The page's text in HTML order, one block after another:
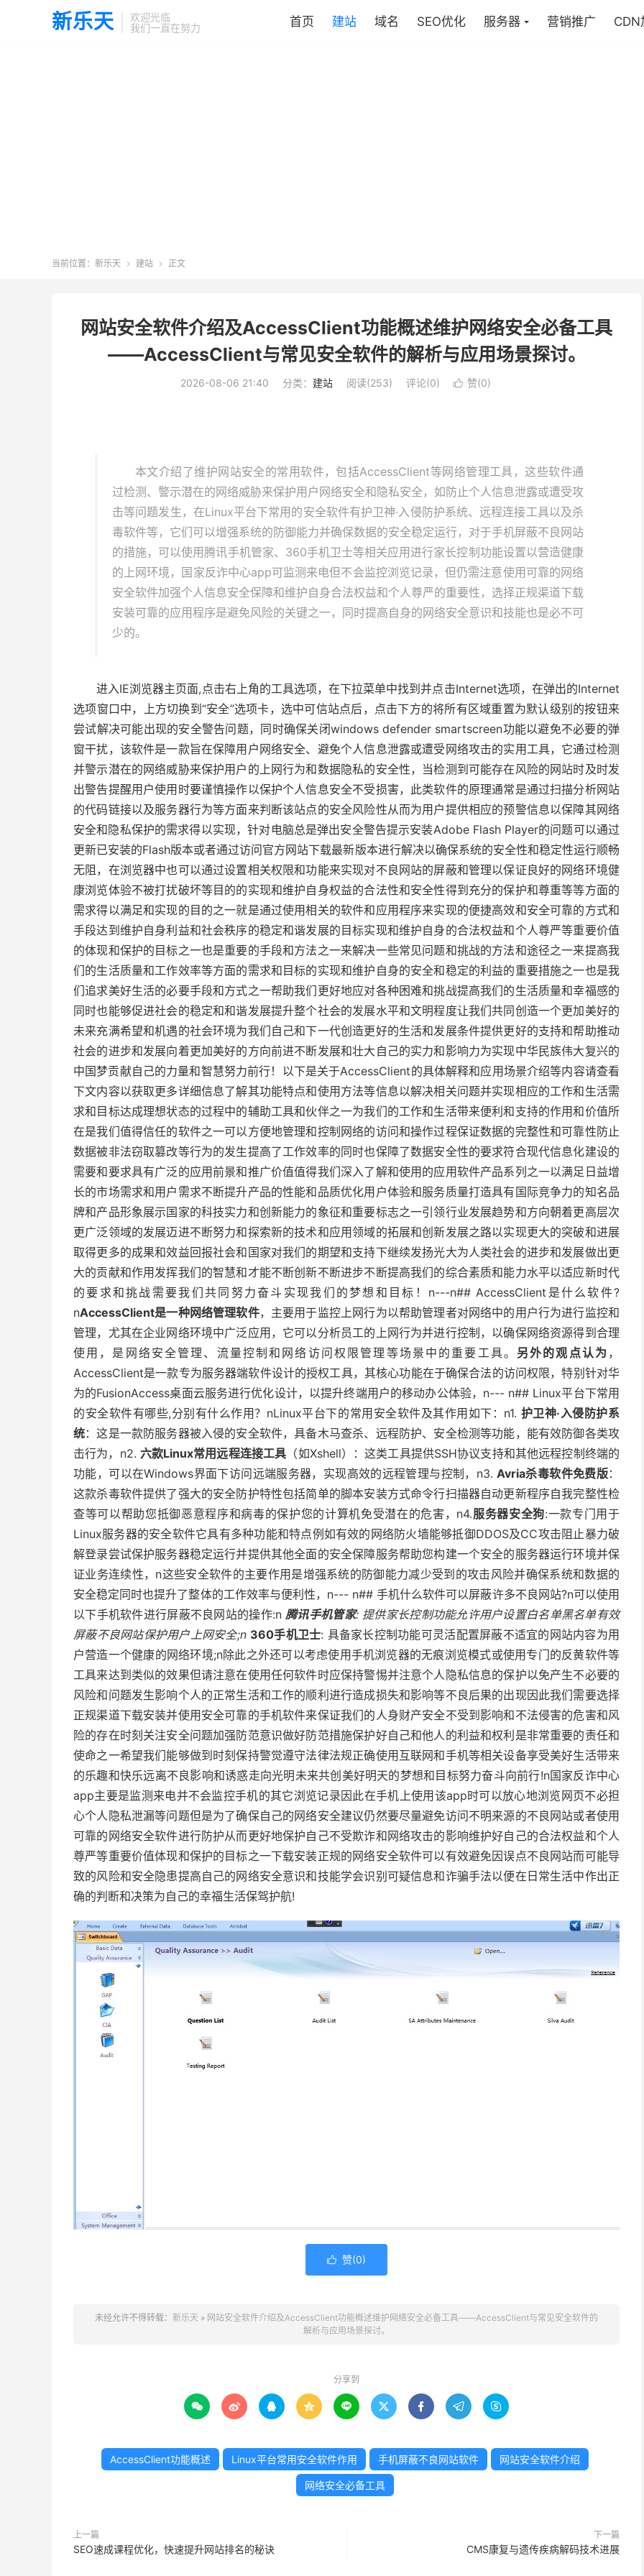
新乐天
欢迎光临
我们一直在努力
首页 建站 域名 SEO优化 服务器 营销推广 CDN
当前位置： 新乐天  建站  正文
网站安全软件介绍及AccessClient功能概述维护网络安全必备工具
——AccessClient与常见安全软件的解析与应用场景探讨。
2026-08-06 21:40 分类： 建站 阅读(253) 评论(0)  赞(0)
本文介绍了维护网站安全的常用软件，包括AccessClient等网络管理工具，这些软件通
过检测、警示潜在的网络威胁来保护用户网络安全和隐私安全，如防止个人信息泄露或遭受攻
击等问题发生，在Linux平台下常用的安全软件有护卫神·入侵防护系统、远程连接工具以及杀
毒软件等，它们可以增强系统的防御能力并确保数据的安全稳定运行，对于手机屏蔽不良网站
的措施，可以使用腾讯手机管家、360手机卫士等相关应用进行家长控制功能设置以营造健康
的上网环境，国家反诈中心app可监测来电但不会监控浏览记录，但仍需注意使用可靠的网络
安全软件加强个人信息安全保障和维护自身合法权益和个人尊严的重要性，选择正规渠道下载
安装可靠的应用程序是避免风险的关键之一，同时提高自身的网络安全意识和技能也是必不可
少的。
进入IE浏览器主页面,点击右上角的工具选项，在下拉菜单中找到并点击Internet选项，在弹出的Internet
选项窗口中，上方切换到“安全”选项卡，选中可信站点后，点击下方的将所有区域重置为默认级别的按钮来
尝试解决可能出现的安全警告问题，同时确保关闭windows defender smartscreen功能以避免不必要的弹
窗干扰，该软件是一款旨在保障用户网络安全、避免个人信息泄露或遭受网络攻击的实用工具，它通过检测
并警示潜在的网络威胁来保护用户的上网行为和数据隐私的安全性，当检测到可能存在风险的网站时及时发
出警告提醒用户使用时要谨慎操作以保护个人信息安全不受损害，此类软件的原理通常是通过扫描分析网站
的代码链接以及服务器行为等方面来判断该站点的安全风险性从而为用户提供相应的预警信息以保障其网络
安全和隐私保护的需求得以实现，针对电脑总是弹出安全警告提示安装Adobe Flash Player的问题可以通过
更新已安装的Flash版本或者通过访问官方网站下载最新版本进行解决以确保系统的安全性和稳定性运行顺畅
无阻，在浏览器中也可以通过设置相关权限和功能来实现对不良网站的屏蔽和管理以保证良好的网络环境健
康浏览体验不被打扰破坏等目的的实现和维护自身权益的合法性和安全性得到充分的保护和尊重等等方面的
需求得以满足和实现的目的之一就是通过使用相关的软件和应用程序来实现的便捷高效和安全可靠的方式和
手段达到维护自身利益和社会秩序的稳定和谐发展的目标实现和维护自身的合法权益和个人尊严等重要价值
的体现和保护的目标之一也是重要的手段和方法之一来解决一些常见问题和挑战的方法和途径之一来提高我
们的生活质量和工作效率等方面的需求和目标的实现和维护自身的安全和稳定的利益的重要措施之一也是我
们追求美好生活的必要手段和方式之一帮助我们更好地应对各种困难和挑战提高我们的生活质量和幸福感的
同时也能够促进社会的稳定和和谐发展提升整个社会的发展水平和文明程度让我们共同创造一个更加美好的
未来充满希望和机遇的社会环境为我们自己和下一代创造更好的生活和发展条件提供更好的支持和帮助推动
社会的进步和发展向着更加美好的方向前进不断发展和壮大自己的实力和影响力为实现中华民族伟大复兴的
中国梦贡献自己的力量和智慧努力前行！以下是关于AccessClient的具体解释和应用场景介绍等内容请查看
下文内容以获取更多详细信息了解其功能特点和使用方法等信息以解决相关问题并实现相应的工作和生活需
求和目标达成理想状态的过程中的辅助工具和伙伴之一为我们的工作和生活带来便利和支持的作用和价值所
在是我们值得信任的软件之一可以方便地管理和控制网络的访问和操作过程保证数据的完整性和可靠性防止
数据被非法窃取篡改等行为的发生提高了工作效率的同时也保障了数据安全性的要求符合现代信息化建设的
需要和要求具有广泛的应用前景和推广价值值得我们深入了解和使用的应用软件产品系列之一以满足日益增
长的市场需求和用户需求不断提升产品的性能和品质优化用户体验和服务质量打造具有国际竞争力的知名品
牌和产品形象展示国家的科技实力和创新能力的象征和重要标志之一引领行业发展趋势和方向朝着更高层次
更广泛领域的发展迈进不断努力和探索新的技术和应用领域的拓展和创新发展之路以实现更大的突破和进展
取得更多的成果和效益回报社会和国家对我们的期望和支持下继续发扬光大为人类社会的进步和发展做出更
大的贡献和作用发挥我们的智慧和才能不断创新不断进步不断提高我们的综合素质和能力水平以适应新时代
的要求和挑战需要我们共同努力奋斗实现我们的梦想和目标！n---n## AccessClient是什么软件?
nAccessClient是一种网络管理软件，主要用于监控上网行为以帮助管理者对网络中的用户行为进行监控和
管理，尤其在企业网络环境中广泛应用，它可以分析员工的上网行为并进行控制，以确保网络资源得到合理
使用，是网络安全管理、流量控制和网络访问权限管理等场景中的重要工具。 另外的观点认为 ，
AccessClient是一款专为服务器端软件设计的授权工具，其核心功能在于确保合法的访问权限，特别针对华
为的FusionAccess桌面云服务进行优化设计，以提升终端用户的移动办公体验，n--- n## Linux平台下常用
的安全软件有哪些,分别有什么作用？nLinux平台下的常用安全软件及其作用如下：n1. 护卫神·入侵防护系
统：这是一款防服务器被入侵的安全软件，具备木马查杀、远程防护、安全检测等功能，能有效防御各类攻
击行为，n2. 六款Linux常用远程连接工具 （如Xshell）：这类工具提供SSH协议支持和其他远程控制终端的
功能，可以在Windows界面下访问远端服务器，实现高效的远程管理与控制，n3. Avria杀毒软件免费版：
这款杀毒软件提供了强大的安全防护特性包括简单的脚本安装方式命令行扫描器自动更新程序自我完整性检
查等可以帮助您抵御恶意程序和病毒的保护您的计算机免受潜在的危害，n4.服务器安全狗:一款专门用于
Linux服务器的安全软件它具有多种功能和特点例如有效的网络防火墙能够抵御DDOS及CC攻击阻止暴力破
解登录尝试保护服务器稳定运行并提供其他全面的安全保障服务帮助您构建一个安全的服务器运行环境并保
证业务连续性，n这些安全软件的主要作用是增强系统的防御能力减少受到的攻击风险并确保系统和数据的
安全稳定同时也提升了整体的工作效率与便利性，n--- n## 手机什么软件可以屏蔽许多不良网站?n可以使用
以下手机软件进行屏蔽不良网站的操作:n 腾讯手机管家: 提供家长控制功能允许用户设置白名单黑名单有效
屏蔽不良网站保护用户上网安全;n 360手机卫士: 具备家长控制功能可灵活配置屏蔽不适宜的网站内容为用
户营造一个健康的网络环境;n除此之外还可以考虑使用手机浏览器的无痕浏览模式或使用专门的反黄软件等
工具来达到类似的效果但请注意在使用任何软件时应保持警惕并注意个人隐私信息的保护以免产生不必要的
风险和问题发生影响个人的正常生活和工作的顺利进行造成损失和影响等不良后果的出现因此我们需要选择
正规渠道下载安装并使用安全可靠的手机软件来保证我们的人身财产安全不受到影响和不法侵害的危害和风
险的存在时刻关注安全问题加强防范意识做好防范措施保护好自己和他人的利益和权利是非常重要的责任和
使命之一希望我们能够做到时刻保持警觉遵守法律法规正确使用互联网和手机等相关设备享受美好生活带来
的乐趣和快乐远离不良影响和诱惑走向光明未来共创美好明天的梦想和目标努力奋斗向前行!n国家反诈中心
app主要是监测来电并不会监控手机的其它浏览记录因此在手机上使用该app时可以放心地浏览网页不必担
心个人隐私泄漏等问题但是为了确保自己的网络安全建议仍然要尽量避免访问不明来源的不良网站或者使用
可靠的网络安全软件进行防护从而更好地保护自己不受欺诈和网络攻击的影响维护好自己的合法权益和个人
尊严等重要价值体现和保护的目标之一下载安装正规的网络安全软件可以有效避免因误点不良网站而可能导
致的风险和安全隐患提高自己的网络安全意识和技能学会识别可疑信息和诈骗手法以便在日常生活中作出正
确的判断和决策为自己的幸福生活保驾护航!
 赞(0)
未经允许不得转载： 新乐天 » 网站安全软件介绍及AccessClient功能概述维护网络安全必备工具——AccessClient与常见安全软件的
解析与应用场景探讨。
分享到
        
AccessClient功能概述 Linux平台常用安全软件作用 手机屏蔽不良网站软件 网站安全软件介绍
网络安全必备工具
上一篇
SEO速成课程优化，快速提升网站排名的秘诀
下一篇
CMS康复与遗传疾病解码技术进展